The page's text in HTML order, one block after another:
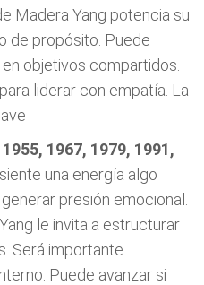
Madera Yang potencia su
de propósito. Puede
objetivos compartidos.
liderar con empatía. La
1967, 1979, 1991,
siente una energía algo
presión emocional.
le invita a estructurar
Será importante
Puede avanzar si